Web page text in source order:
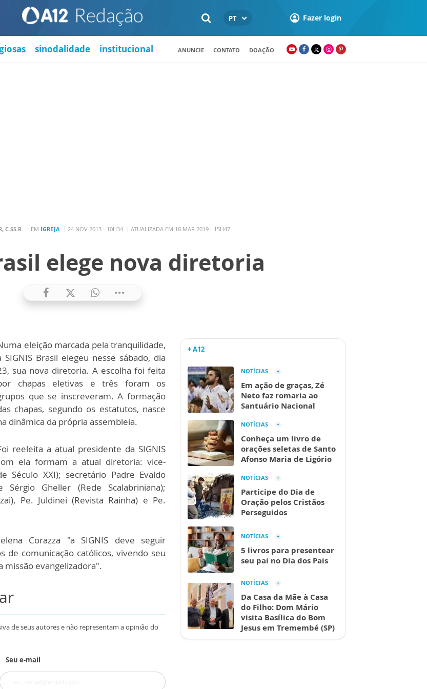
PT Fazer login
sinodalidade institucional ANUNCIE CONTATO DOAÇÃO
C.SS.R. EM IGREJA 24 NOV 2013 - 10H34 ATUALIZADA EM 18 MAR 2019 - 15H47
elege nova diretoria
eleição marcada pela tranquilidade,
SIGNIS Brasil elegeu nesse sábado, dia
sua nova diretoria. A escolha foi feita
chapas eletivas e três foram os
que se inscreveram. A formação
chapas, segundo os estatutos, nasce
dinâmica da própria assembleia.
reeleita a atual presidente da SIGNIS
ela formam a atual diretoria: vice-
Século XXI); secretário Padre Evaldo
Gheller (Rede Scalabriniana);
Pe. Juldinei (Revista Rainha) e Pe.
Corazza "a SIGNIS deve seguir
de comunicação católicos, vivendo seu
missão evangelizadora".
de seus autores e não representam a opinião do
Seu e-mail
+ A12
NOTÍCIAS
Em ação de graças, Zé
Neto faz romaria ao
Santuário Nacional
NOTÍCIAS
Conheça um livro de
orações seletas de Santo
Afonso Maria de Ligório
NOTÍCIAS
Participe do Dia de
Oração pelos Cristãos
Perseguidos
NOTÍCIAS
5 livros para presentear
seu pai no Dia dos Pais
NOTÍCIAS
Da Casa da Mãe à Casa
do Filho: Dom Mário
visita Basílica do Bom
Jesus em Tremembé (SP)